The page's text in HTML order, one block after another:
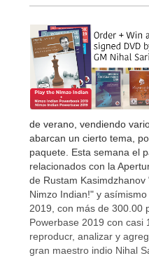
de verano, vendiendo
abarcan un cierto tema,
paquete. Esta semana el
relacionados con la
de Rustam
Nimzo Indian!" y
2019, con más de 300.00
Powerbase 2019 con casi
reproducr, analizar y
gran maestro indio Nihal